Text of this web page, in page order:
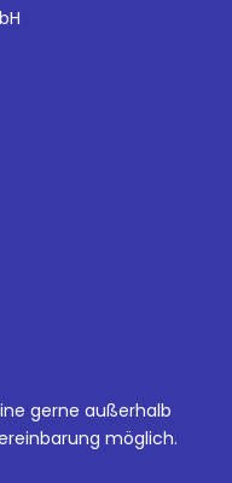
gerne außerhalb
möglich.